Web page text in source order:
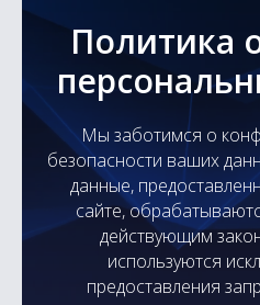
Политика
Мы заботимся о
безопасности ваших
данные,
сайте,
действующим
используются
предоставления